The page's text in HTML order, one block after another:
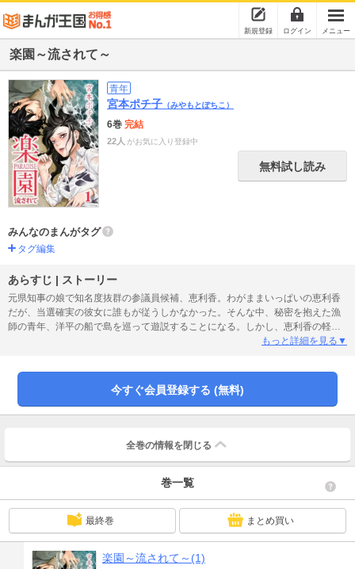
新規登録 ログイン メニュー
楽園～流されて～
青年
宮本ポチ子 （みやもとぽちこ）
6巻 完結
22人 がお気に入り登録中
無料試し読み
みんなのまんがタグ
タグ編集
あらすじ | ストーリー
元県知事の娘で知名度抜群の参議員候補、恵利香。わがままいっぱいの恵利香
だが、当選確実の彼女に誰もが従うしかなかった。そんな中、秘密を抱えた漁
師の青年、洋平の船で島を巡って遊説することになる。しかし、恵利香の軽率
な行動により二人は大海原で漂流してしまう。高慢な恵利香と朴訥な洋平。や
してそこに「楽園」はあるのか!?衝撃の愛の形を描く問題作!
もっと詳細を見る▼
今すぐ会員登録する (無料)
全巻の情報を 閉じる
巻一覧
最終巻 まとめ買い
楽園～流されて～(1)